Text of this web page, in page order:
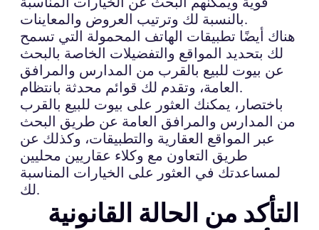
بالنسبة لك وترتيب العروض والمعاينات.
هناك أيضًا تطبيقات الهاتف المحمولة التي تسمح
لك بتحديد المواقع والتفضيلات الخاصة بالبحث
عن بيوت للبيع بالقرب من المدارس والمرافق
العامة، وتقدم لك قوائم محدثة بانتظام.
باختصار، يمكنك العثور على بيوت للبيع بالقرب
من المدارس والمرافق العامة عن طريق البحث
عبر المواقع العقارية والتطبيقات، وكذلك عن
طريق التعاون مع وكلاء عقاريين محليين
لمساعدتك في العثور على الخيارات المناسبة
لك.
التأكد من الحالة القانونية